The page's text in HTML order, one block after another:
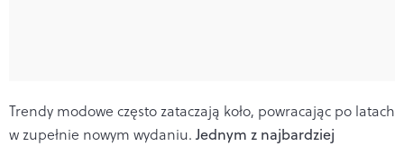
Trendy modowe często zataczają koło, powracając po latach
w zupełnie nowym wydaniu. Jednym z najbardziej